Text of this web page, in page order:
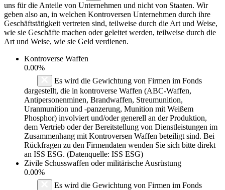
uns für die Anteile von Unternehmen und nicht von Staaten. Wir
geben also an, in welchen Kontroversen Unternehmen durch ihre
Geschäftstätigkeit vertreten sind, teilweise durch die Art und Weise,
wie sie Geschäfte machen oder geleitet werden, teilweise durch die
Art und Weise, wie sie Geld verdienen.
Kontroverse Waffen
0.00%
Es wird die Gewichtung von Firmen im Fonds
dargestellt, die in kontroverse Waffen (ABC-Waffen,
Antipersonenminen, Brandwaffen, Streumunition,
Uranmunition und -panzerung, Munition mit Weißem
Phosphor) involviert und/oder generell an der Produktion,
dem Vertrieb oder der Bereitstellung von Dienstleistungen im
Zusammenhang mit Kontroversen Waffen beteiligt sind. Bei
Rückfragen zu den Firmendaten wenden Sie sich bitte direkt
an ISS ESG. (Datenquelle: ISS ESG)
Zivile Schusswaffen oder militärische Ausrüstung
0.00%
Es wird die Gewichtung von Firmen im Fonds